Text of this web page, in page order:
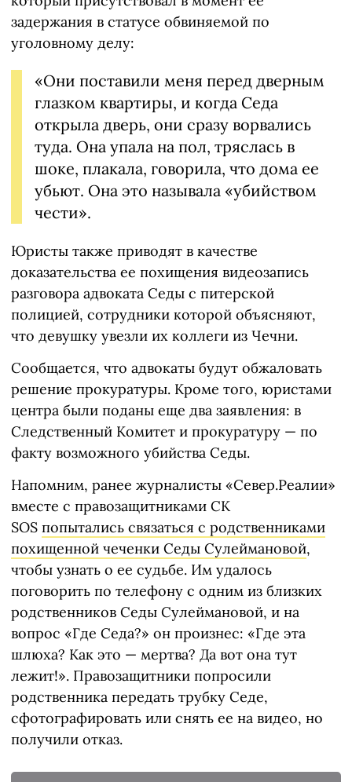
задержания в статусе обвиняемой по
уголовному делу:
«Они поставили меня перед дверным
глазком квартиры, и когда Седа
открыла дверь, они сразу ворвались
туда. Она упала на пол, тряслась в
шоке, плакала, говорила, что дома ее
убьют. Она это называла «убийством
чести».
Юристы также приводят в качестве
доказательства ее похищения видеозапись
разговора адвоката Седы с питерской
полицией, сотрудники которой объясняют,
что девушку увезли их коллеги из Чечни.
Сообщается, что адвокаты будут обжаловать
решение прокуратуры. Кроме того, юристами
центра были поданы еще два заявления: в
Следственный Комитет и прокуратуру — по
факту возможного убийства Седы.
Напомним, ранее журналисты «Север.Реалии»
вместе с правозащитниками СК
SOS попытались связаться с родственниками
похищенной чеченки Седы Сулеймановой,
чтобы узнать о ее судьбе. Им удалось
поговорить по телефону с одним из близких
родственников Седы Сулеймановой, и на
вопрос «Где Седа?» он произнес: «Где эта
шлюха? Как это — мертва? Да вот она тут
лежит!». Правозащитники попросили
родственника передать трубку Седе,
сфотографировать или снять ее на видео, но
получили отказ.